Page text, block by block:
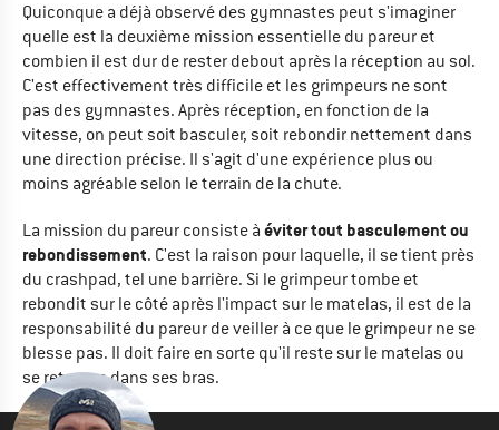
Quiconque a déjà observé des gymnastes peut s'imaginer
quelle est la deuxième mission essentielle du pareur et
combien il est dur de rester debout après la réception au sol.
C'est effectivement très difficile et les grimpeurs ne sont
pas des gymnastes. Après réception, en fonction de la
vitesse, on peut soit basculer, soit rebondir nettement dans
une direction précise. Il s'agit d'une expérience plus ou
moins agréable selon le terrain de la chute.
La mission du pareur consiste à éviter tout basculement ou
rebondissement. C'est la raison pour laquelle, il se tient près
du crashpad, tel une barrière. Si le grimpeur tombe et
rebondit sur le côté après l'impact sur le matelas, il est de la
responsabilité du pareur de veiller à ce que le grimpeur ne se
blesse pas. Il doit faire en sorte qu'il reste sur le matelas ou
se retrouve dans ses bras.